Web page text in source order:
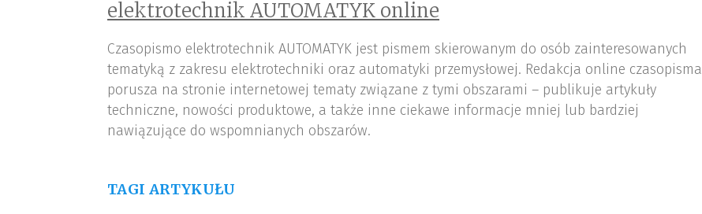
elektrotechnik AUTOMATYK online
Czasopismo elektrotechnik AUTOMATYK jest pismem skierowanym do osób zainteresowanych
tematyką z zakresu elektrotechniki oraz automatyki przemysłowej. Redakcja online czasopisma
porusza na stronie internetowej tematy związane z tymi obszarami – publikuje artykuły
techniczne, nowości produktowe, a także inne ciekawe informacje mniej lub bardziej
nawiązujące do wspomnianych obszarów.
TAGI ARTYKUŁU